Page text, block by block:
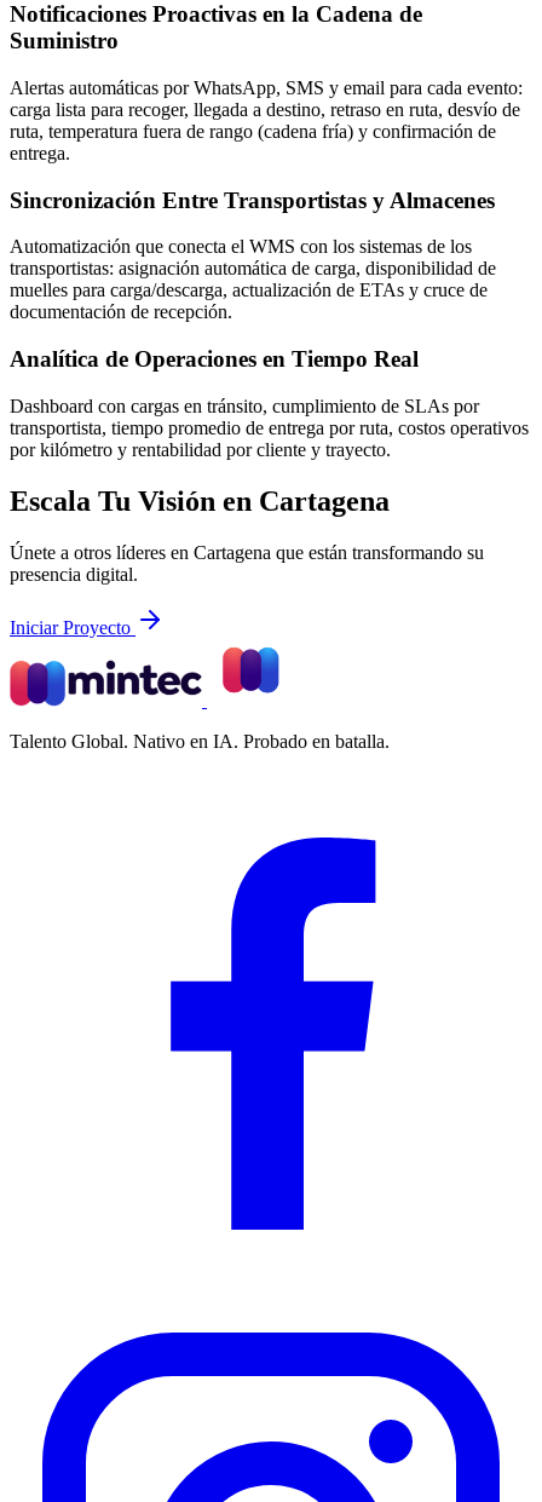
Notificaciones Proactivas en la Cadena de
Suministro
Alertas automáticas por WhatsApp, SMS y email para cada evento:
carga lista para recoger, llegada a destino, retraso en ruta, desvío de
ruta, temperatura fuera de rango (cadena fría) y confirmación de
entrega.
Sincronización Entre Transportistas y Almacenes
Automatización que conecta el WMS con los sistemas de los
transportistas: asignación automática de carga, disponibilidad de
muelles para carga/descarga, actualización de ETAs y cruce de
documentación de recepción.
Analítica de Operaciones en Tiempo Real
Dashboard con cargas en tránsito, cumplimiento de SLAs por
transportista, tiempo promedio de entrega por ruta, costos operativos
por kilómetro y rentabilidad por cliente y trayecto.
Escala Tu Visión en Cartagena
Únete a otros líderes en Cartagena que están transformando su
presencia digital.
Iniciar Proyecto
Talento Global. Nativo en IA. Probado en batalla.